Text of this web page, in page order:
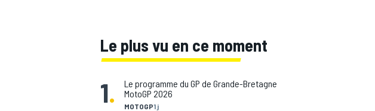
Le plus vu en ce moment
1. MOTOGP1 j
Le programme du GP de Grande-Bretagne
MotoGP 2026